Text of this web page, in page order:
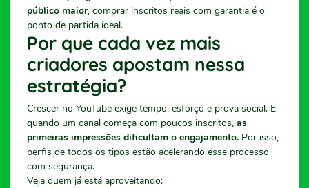
público maior, comprar inscritos reais com garantia é o
ponto de partida ideal.
Por que cada vez mais
criadores apostam nessa
estratégia?
Crescer no YouTube exige tempo, esforço e prova social. E
quando um canal começa com poucos inscritos, as
primeiras impressões dificultam o engajamento. Por isso,
perfis de todos os tipos estão acelerando esse processo
com segurança.
Veja quem já está aproveitando: